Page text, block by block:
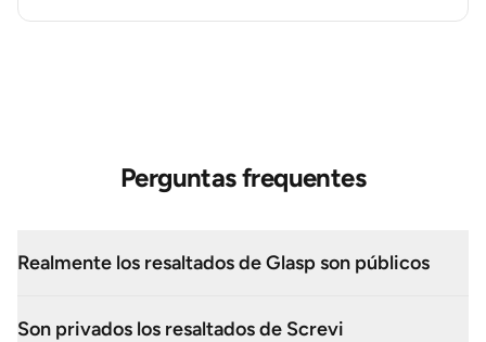
Perguntas frequentes
Realmente los resaltados de Glasp son públicos
Son privados los resaltados de Screvi